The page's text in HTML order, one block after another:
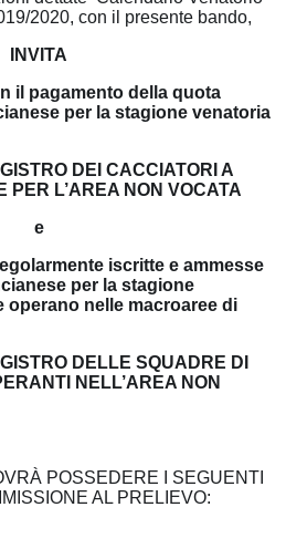
2020, con il presente bando,
INVITA
il pagamento della quota
per la stagione venatoria
DEI CACCIATORI A
PER L’AREA NON VOCATA
e
iscritte e ammesse
per la stagione
operano nelle macroaree di
DELLE SQUADRE DI
NELL’AREA NON
POSSEDERE I SEGUENTI
AL PRELIEVO: